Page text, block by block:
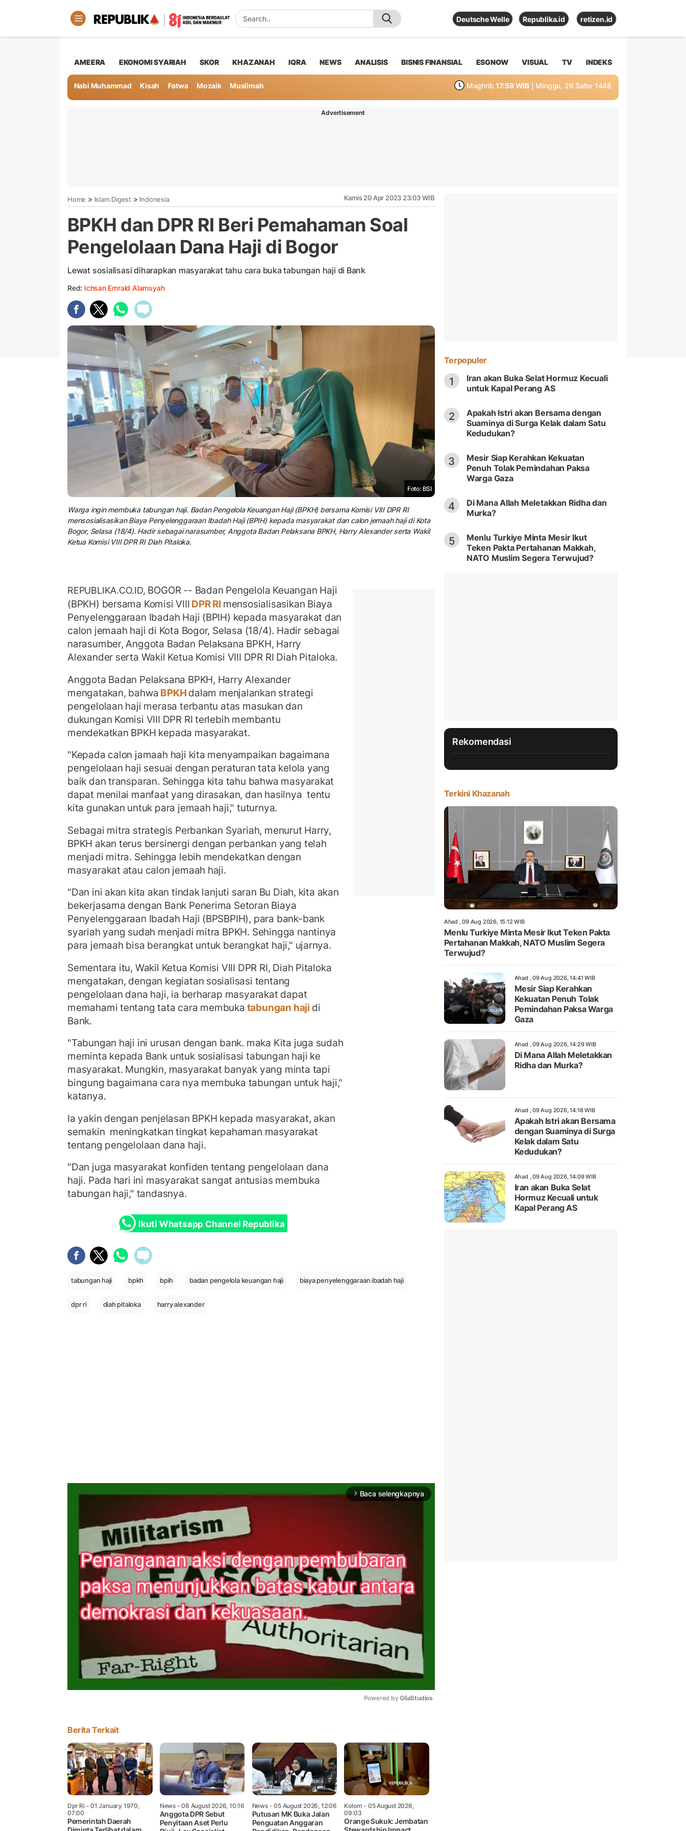
Deutsche Welle Republika.id retizen.id
AMEERA EKONOMI SYARIAH SKOR KHAZANAH IQRA NEWS ANALISIS BISNIS FINANSIAL ESGNOW VISUAL TV INDEKS
Nabi Muhammad Kisah Fatwa Mozaik Muslimah Maghrib 17:58 WIB | Minggu, 26 Safar 1448
Advertisement
Home > Islam Digest > Indonesia Kamis 20 Apr 2023 23:03 WIB
BPKH dan DPR RI Beri Pemahaman Soal
Pengelolaan Dana Haji di Bogor
Lewat sosialisasi diharapkan masyarakat tahu cara buka tabungan haji di Bank
Red: Ichsan Emrald Alamsyah
Foto: BSI
Warga ingin membuka tabungan haji. Badan Pengelola Keuangan Haji (BPKH) bersama Komisi VIII DPR RI
mensosialisasikan Biaya Penyelenggaraan Ibadah Haji (BPIH) kepada masyarakat dan calon jemaah haji di Kota
Bogor, Selasa (18/4). Hadir sebagai narasumber, Anggota Badan Pelaksana BPKH, Harry Alexander serta Wakil
Ketua Komisi VIII DPR RI Diah Pitaloka.
REPUBLIKA.CO.ID, BOGOR -- Badan Pengelola Keuangan Haji
(BPKH) bersama Komisi VIII DPR RI mensosialisasikan Biaya
Penyelenggaraan Ibadah Haji (BPIH) kepada masyarakat dan
calon jemaah haji di Kota Bogor, Selasa (18/4). Hadir sebagai
narasumber, Anggota Badan Pelaksana BPKH, Harry
Alexander serta Wakil Ketua Komisi VIII DPR RI Diah Pitaloka.
Anggota Badan Pelaksana BPKH, Harry Alexander
mengatakan, bahwa BPKH dalam menjalankan strategi
pengelolaan haji merasa terbantu atas masukan dan
dukungan Komisi VIII DPR RI terlebih membantu
mendekatkan BPKH kepada masyarakat.
"Kepada calon jamaah haji kita menyampaikan bagaimana
pengelolaan haji sesuai dengan peraturan tata kelola yang
baik dan transparan. Sehingga kita tahu bahwa masyarakat
dapat menilai manfaat yang dirasakan, dan hasilnya tentu
kita gunakan untuk para jemaah haji," tuturnya.
Sebagai mitra strategis Perbankan Syariah, menurut Harry,
BPKH akan terus bersinergi dengan perbankan yang telah
menjadi mitra. Sehingga lebih mendekatkan dengan
masyarakat atau calon jemaah haji.
"Dan ini akan kita akan tindak lanjuti saran Bu Diah, kita akan
bekerjasama dengan Bank Penerima Setoran Biaya
Penyelenggaraan Ibadah Haji (BPSBPIH), para bank-bank
syariah yang sudah menjadi mitra BPKH. Sehingga nantinya
para jemaah bisa berangkat untuk berangkat haji," ujarnya.
Sementara itu, Wakil Ketua Komisi VIII DPR RI, Diah Pitaloka
mengatakan, dengan kegiatan sosialisasi tentang
pengelolaan dana haji, ia berharap masyarakat dapat
memahami tentang tata cara membuka tabungan haji di
Bank.
"Tabungan haji ini urusan dengan bank. maka Kita juga sudah
meminta kepada Bank untuk sosialisasi tabungan haji ke
masyarakat. Mungkin, masyarakat banyak yang minta tapi
bingung bagaimana cara nya membuka tabungan untuk haji,"
katanya.
Ia yakin dengan penjelasan BPKH kepada masyarakat, akan
semakin meningkatkan tingkat kepahaman masyarakat
tentang pengelolaan dana haji.
"Dan juga masyarakat konfiden tentang pengelolaan dana
haji. Pada hari ini masyarakat sangat antusias membuka
tabungan haji," tandasnya.
Ikuti Whatsapp Channel Republika
tabungan haji bpkh bpih badan pengelola keuangan haji biaya penyelenggaraan ibadah haji
dpr ri diah pitaloka harry alexander
arrow_forward_ios Baca selengkapnya
Powered by GliaStudios
Berita Terkait
Dpr Ri- 01 January 1970,
07:00
Pemerintah Daerah
News- 08 August 2026, 10:16
Anggota DPR Sebut
Penyitaan Aset Perlu
News- 05 August 2026, 12:06
Putusan MK Buka Jalan
Penguatan Anggaran
Kolom - 05 August 2026,
09:03
Orange Sukuk: Jembatan
Terpopuler
1
Iran akan Buka Selat Hormuz Kecuali
untuk Kapal Perang AS
2
Apakah Istri akan Bersama dengan
Suaminya di Surga Kelak dalam Satu
Kedudukan?
3
Mesir Siap Kerahkan Kekuatan
Penuh Tolak Pemindahan Paksa
Warga Gaza
4
Di Mana Allah Meletakkan Ridha dan
Murka?
5
Menlu Turkiye Minta Mesir Ikut
Teken Pakta Pertahanan Makkah,
NATO Muslim Segera Terwujud?
Rekomendasi
Terkini Khazanah
Ahad , 09 Aug 2026, 15:12 WIB
Menlu Turkiye Minta Mesir Ikut Teken Pakta
Pertahanan Makkah, NATO Muslim Segera
Terwujud?
Ahad , 09 Aug 2026, 14:41 WIB
Mesir Siap Kerahkan
Kekuatan Penuh Tolak
Pemindahan Paksa Warga
Gaza
Ahad , 09 Aug 2026, 14:29 WIB
Di Mana Allah Meletakkan
Ridha dan Murka?
Ahad , 09 Aug 2026, 14:18 WIB
Apakah Istri akan Bersama
dengan Suaminya di Surga
Kelak dalam Satu
Kedudukan?
Ahad , 09 Aug 2026, 14:09 WIB
Iran akan Buka Selat
Hormuz Kecuali untuk
Kapal Perang AS